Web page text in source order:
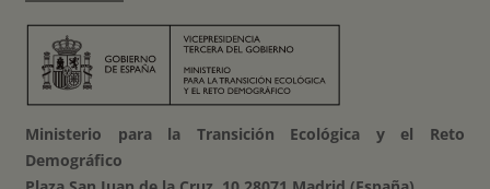
Ministerio para la Transición Ecológica y el Reto
Demográfico